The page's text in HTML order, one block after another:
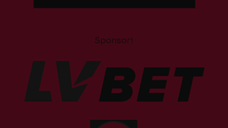
Sponsori